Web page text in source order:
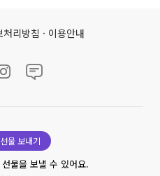
처리방침 · 이용안내
물 보내기
물을 보낼 수 있어요.